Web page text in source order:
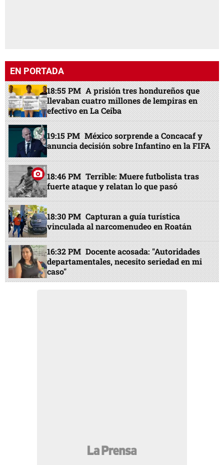
EN PORTADA
18:55 PM A prisión tres hondureños que
llevaban cuatro millones de lempiras en
efectivo en La Ceiba
19:15 PM México sorprende a Concacaf y
anuncia decisión sobre Infantino en la FIFA
18:46 PM Terrible: Muere futbolista tras
fuerte ataque y relatan lo que pasó
18:30 PM Capturan a guía turística
vinculada al narcomenudeo en Roatán
16:32 PM Docente acosada: "Autoridades
departamentales, necesito seriedad en mi
caso"